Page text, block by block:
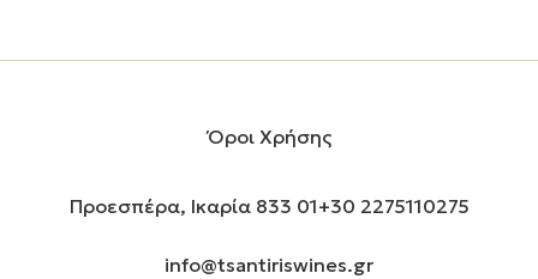
Όροι Χρήσης
Προεσπέρα, Ικαρία 833 01+30 2275110275
info@tsantiriswines.gr